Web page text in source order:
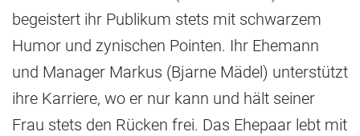
begeistert ihr Publikum stets mit schwarzem
Humor und zynischen Pointen. Ihr Ehemann
und Manager Markus (Bjarne Mädel) unterstützt
ihre Karriere, wo er nur kann und hält seiner
Frau stets den Rücken frei. Das Ehepaar lebt mit